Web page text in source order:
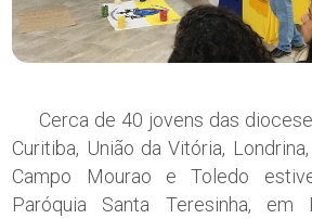
Cerca de 40 jovens das
Curitiba, União da Vitória,
Campo Mourao e Toledo
Paróquia Santa Teresinha, em